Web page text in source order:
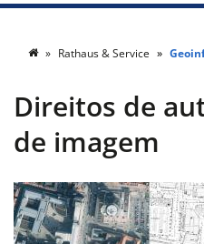
Rathaus & Service
Direitos de
de imagem